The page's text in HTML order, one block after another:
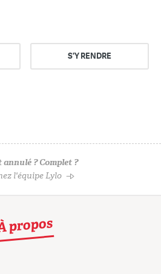
S'Y RENDRE
annulé ? Complet ?
l'équipe Lylo
propos